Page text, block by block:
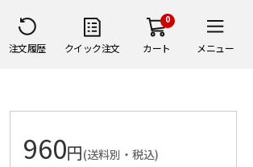
注文履歴 クイック注文
0
カート メニュー
960円(送料別・税込)